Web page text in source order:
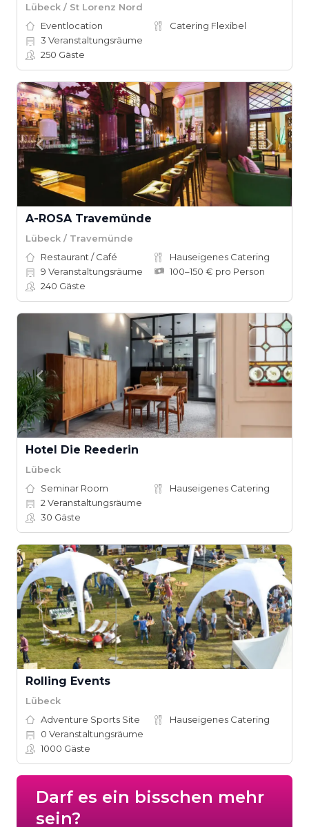
Lübeck / St Lorenz Nord
Eventlocation
Catering Flexibel
3 Veranstaltungsräume
250 Gäste
A-ROSA Travemünde
Lübeck / Travemünde
Restaurant / Café
Hauseigenes Catering
9 Veranstaltungsräume
100–150 € pro Person
240 Gäste
Hotel Die Reederin
Lübeck
Seminar Room
Hauseigenes Catering
2 Veranstaltungsräume
30 Gäste
Rolling Events
Lübeck
Adventure Sports Site
Hauseigenes Catering
0 Veranstaltungsräume
1000 Gäste
Darf es ein bisschen mehr
sein?